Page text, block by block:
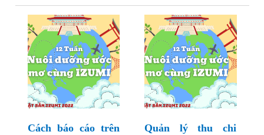
Cách báo cáo trên
Quản lý thu chi